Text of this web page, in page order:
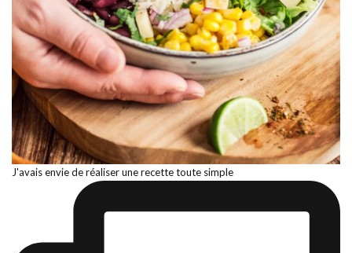
J'avais envie de réaliser une recette toute simple